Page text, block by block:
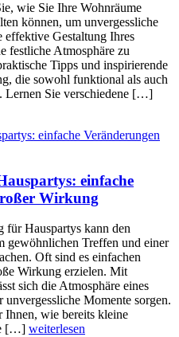
wie Sie Ihre Wohnräume
können, um unvergessliche
effektive Gestaltung Ihres
festliche Atmosphäre zu
Tipps und inspirierende
die sowohl funktional als auch
Lernen Sie verschiedene […]
einfache
Wirkung
für Hauspartys kann den
gewöhnlichen Treffen und einer
Oft sind es einfachen
Wirkung erzielen. Mit
sich die Atmosphäre eines
Momente sorgen.
wie bereits kleine
[…] weiterlesen